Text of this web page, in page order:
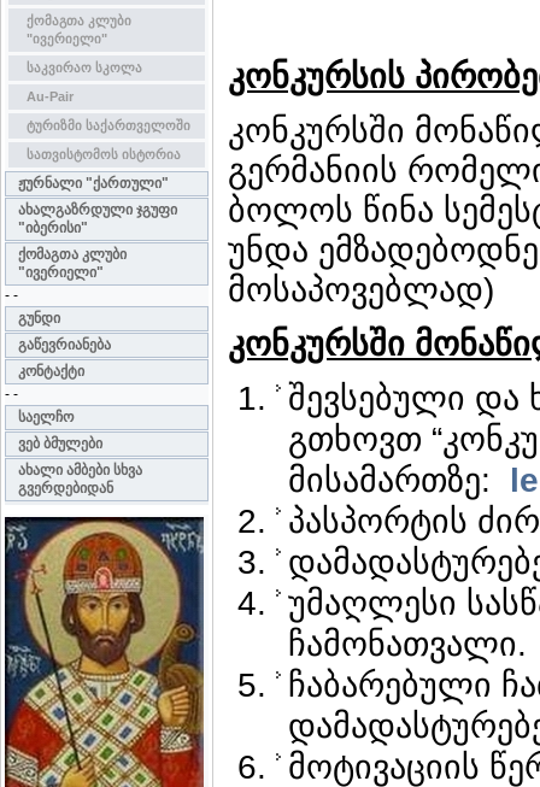
ქომაგთა კლუბი
"ივერიელი"
საკვირაო სკოლა
Au-Pair
ტურიზმი საქართველოში
სათვისტომოს ისტორია
ჟურნალი "ქართული"
ახალგაზრდული ჯგუფი
"იბერისი"
ქომაგთა კლუბი
"ივერიელი"
- -
გუნდი
გაწევრიანება
კონტაქტი
- -
საელჩო
ვებ ბმულები
ახალი ამბები სხვა
გვერდებიდან
კონკურსის
კონკურსში
გერმანიის
ბოლოს წინა
უნდა
მოსაპოვებლად)
კონკურსში
შევსებული და
გთხოვთ
მისამართზე:
პასპორტის
უმაღლესი
ჩამონათვალი.
ჩაბარებული
მოტივაციის